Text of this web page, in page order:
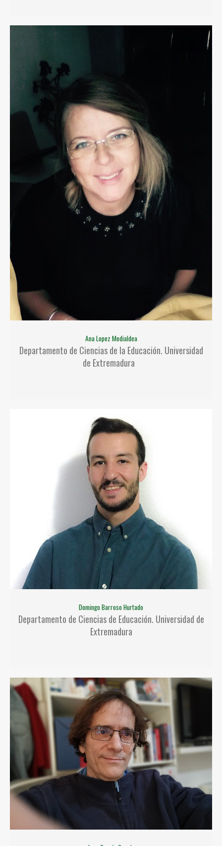
Ana Lopez Medialdea
Departamento de Ciencias de la Educación. Universidad
de Extremadura
Domingo Barroso Hurtado
Departamento de Ciencias de Educación. Universidad de
Extremadura